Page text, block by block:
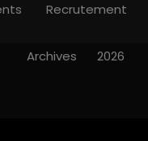
Recrutement
Archives 2026